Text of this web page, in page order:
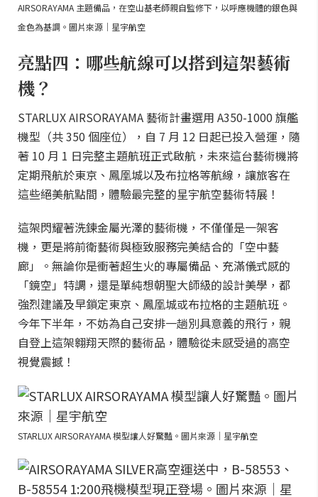
AIRSORAYAMA 主題備品，在空山基老師親自監修下，以呼應機體的銀色與
金色為基調。圖片來源｜星宇航空
亮點四：哪些航線可以搭到這架藝術
機？
STARLUX AIRSORAYAMA 藝術計畫選用 A350-1000 旗艦
機型（共 350 個座位），自 7 月 12 日起已投入營運，隨
著 10 月 1 日完整主題航班正式啟航，未來這台藝術機將
定期飛航於東京、鳳凰城以及布拉格等航線，讓旅客在
這些絕美航點間，體驗最完整的星宇航空藝術特展！
這架閃耀著洗鍊金屬光澤的藝術機，不僅僅是一架客
機，更是將前衛藝術與極致服務完美結合的「空中藝
廊」。無論你是衝著超生火的專屬備品、充滿儀式感的
「鏡空」特調，還是單純想朝聖大師級的設計美學，都
強烈建議及早鎖定東京、鳳凰城或布拉格的主題航班。
今年下半年，不妨為自己安排一趟別具意義的飛行，親
自登上這架翱翔天際的藝術品，體驗從未感受過的高空
視覺震撼！
STARLUX AIRSORAYAMA 模型讓人好驚豔。圖片來源｜星宇航空